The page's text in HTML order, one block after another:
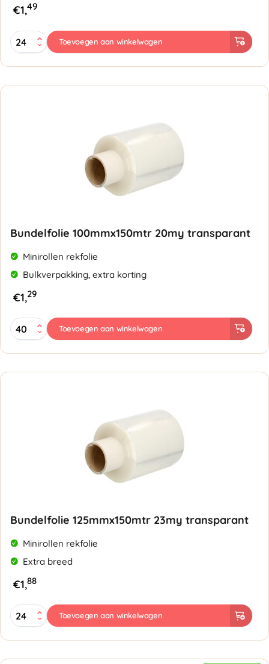
€1,49
Bundelfolie
100mmx150mtr
transparant
aantal
Toevoegen aan winkelwagen
Bundelfolie 100mmx150mtr 20my transparant
Minirollen rekfolie
Bulkverpakking, extra korting
€1,29
Bundelfolie
100mmx150mtr
transparant
aantal
Toevoegen aan winkelwagen
Bundelfolie 125mmx150mtr 23my transparant
Minirollen rekfolie
Extra breed
€1,88
Bundelfolie
125mmx150mtr
aantal
Toevoegen aan winkelwagen